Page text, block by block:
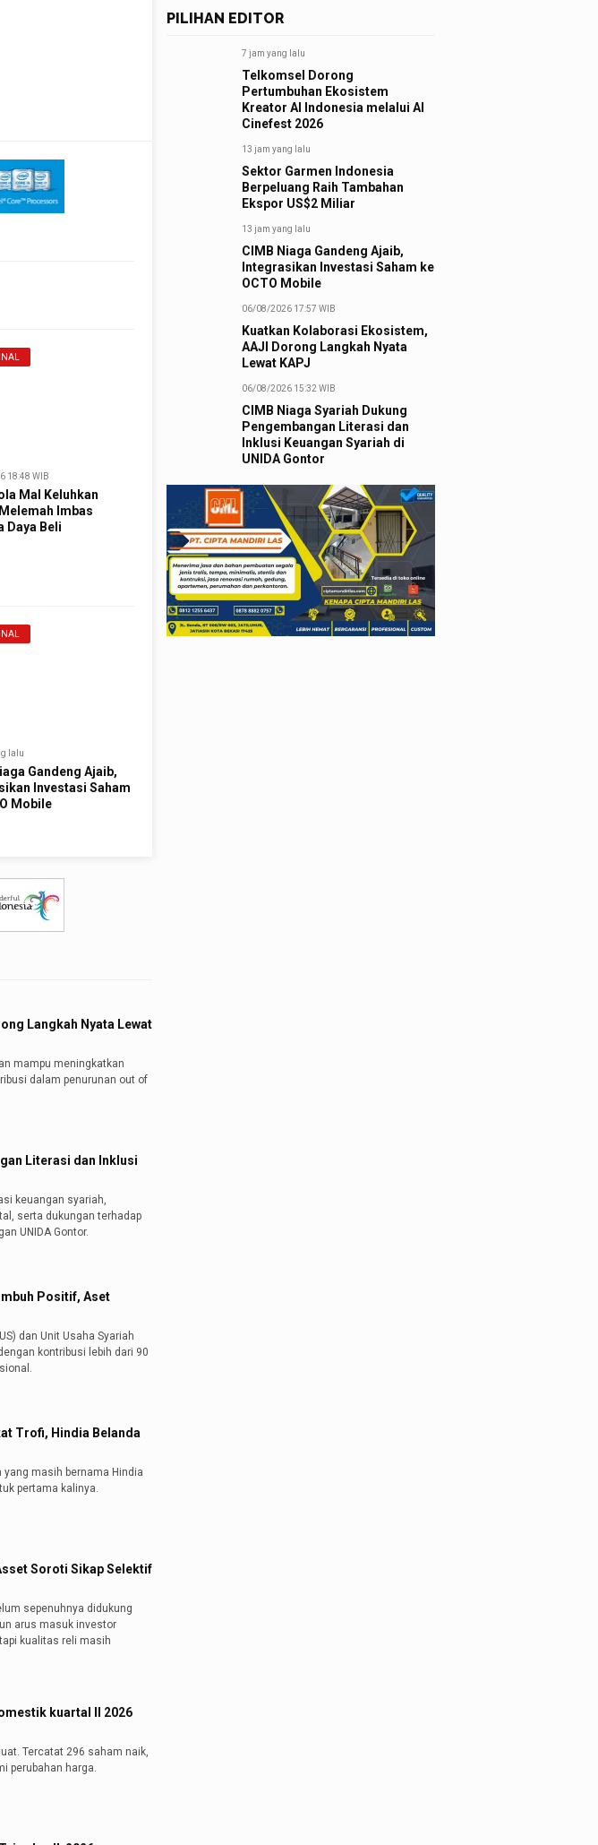
18:48 WIB
Mal Keluhkan
Imbas
Daya Beli
lalu
Gandeng Ajaib,
Investasi Saham
Mobile
Langkah Nyata Lewat
mampu meningkatkan
dalam penurunan out of
Literasi dan Inklusi
keuangan syariah,
serta dukungan terhadap
UNIDA Gontor.
Positif, Aset
dan Unit Usaha Syariah
kontribusi lebih dari 90
Trofi, Hindia Belanda
masih bernama Hindia
pertama kalinya.
Soroti Sikap Selektif
sepenuhnya didukung
arus masuk investor
kualitas reli masih
kuartal II 2026
Tercatat 296 saham naik,
perubahan harga.
PILIHAN EDITOR
7 jam yang lalu
Telkomsel Dorong
Pertumbuhan Ekosistem
Kreator AI Indonesia melalui AI
Cinefest 2026
13 jam yang lalu
Sektor Garmen Indonesia
Berpeluang Raih Tambahan
Ekspor US$2 Miliar
13 jam yang lalu
CIMB Niaga Gandeng Ajaib,
Integrasikan Investasi Saham ke
OCTO Mobile
06/08/2026 17:57 WIB
Kuatkan Kolaborasi Ekosistem,
AAJI Dorong Langkah Nyata
Lewat KAPJ
06/08/2026 15:32 WIB
CIMB Niaga Syariah Dukung
Pengembangan Literasi dan
Inklusi Keuangan Syariah di
UNIDA Gontor